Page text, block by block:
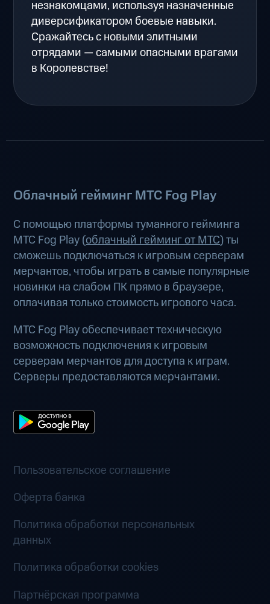
незнакомцами, используя назначенные
диверсификатором боевые навыки.
Сражайтесь с новыми элитными
отрядами — самыми опасными врагами
в Королевстве!
Облачный гейминг МТС Fog Play
С помощью платформы туманного гейминга
МТС Fog Play (облачный гейминг от МТС) ты
сможешь подключаться к игровым серверам
мерчантов, чтобы играть в самые популярные
новинки на слабом ПК прямо в браузере,
оплачивая только стоимость игрового часа.
МТС Fog Play обеспечивает техническую
возможность подключения к игровым
серверам мерчантов для доступа к играм.
Серверы предоставляются мерчантами.
Пользовательское соглашение
Оферта банка
Политика обработки персональных
данных
Политика обработки cookies
Партнёрская программа